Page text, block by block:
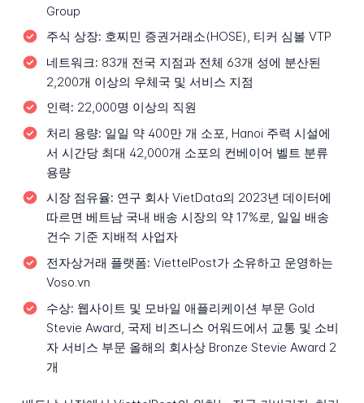
Group
주식 상장: 호찌민 증권거래소(HOSE), 티커 심볼 VTP
네트워크: 83개 전국 지점과 전체 63개 성에 분산된
2,200개 이상의 우체국 및 서비스 지점
인력: 22,000명 이상의 직원
처리 용량: 일일 약 400만 개 소포, Hanoi 주력 시설에
서 시간당 최대 42,000개 소포의 컨베이어 벨트 분류
용량
시장 점유율: 연구 회사 VietData의 2023년 데이터에
따르면 베트남 국내 배송 시장의 약 17%로, 일일 배송
건수 기준 지배적 사업자
전자상거래 플랫폼: ViettelPost가 소유하고 운영하는
Voso.vn
수상: 웹사이트 및 모바일 애플리케이션 부문 Gold
Stevie Award, 국제 비즈니스 어워드에서 교통 및 소비
자 서비스 부문 올해의 회사상 Bronze Stevie Award 2
개